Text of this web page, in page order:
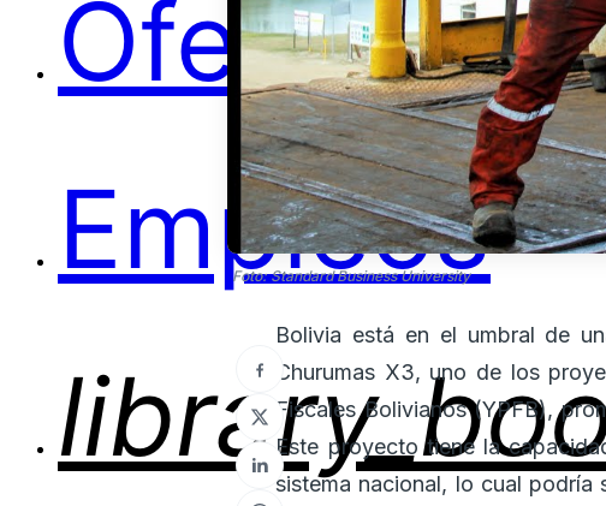
Ofertas
Empleos
Foto: Standard Business University
Bolivia está en el umbral de
Churumas X3, uno de los
Fiscales Bolivianos (YPFB),
Este proyecto tiene la
sistema nacional, lo cual